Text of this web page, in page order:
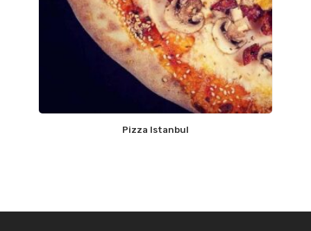
Pizza Istanbul